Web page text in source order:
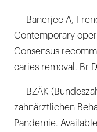
- Banerjee A,
Contemporary
Consensus
caries removal. Br
- BZÄK
zahnärztlichen
Pandemie.